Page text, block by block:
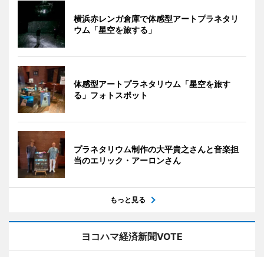
横浜赤レンガ倉庫で体感型アートプラネタリ
ウム「星空を旅する」
体感型アートプラネタリウム「星空を旅す
る」フォトスポット
プラネタリウム制作の大平貴之さんと音楽担
当のエリック・アーロンさん
もっと見る
ヨコハマ経済新聞VOTE